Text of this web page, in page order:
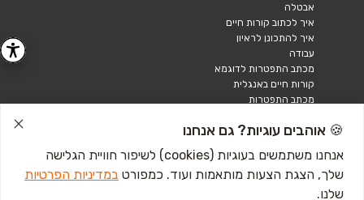
אבטלה
איך לכתוב קורות חיים
איך להתכונן לראיון
עבודה
מכתב התפטרות לדוגמא
קורות חיים באנגלית
מכתב התפטרות
🍪 אוהבים עוגיות? גם אנחנו
אנחנו משתמשים בעוגיות (cookies) לשיפור חוויית הגלישה
שלך, הצגת הצעות מותאמות ועוד. כמפורט במדיניות הפרטיות
שלנו.